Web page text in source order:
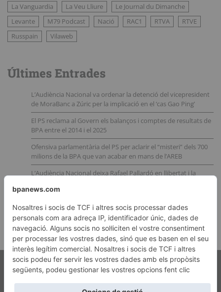
La Vanguardia
La Veu Lliure
Le Journal du Dimanche
Levante
M79 Podcast Nació RAC1 RTVA
RTVE
Russpain
Vilaweb
Últimes Entrades
L’Audiència Nacional va ordenar la detenció del vicepresident
de MoraBanc a Zúric per la implicació en el ‘cas Gao Ping’
El PS reclama al Govern els balanços i comptes de resultats de
BPA entre el 2014 i el 2025
Ofensiva parlamentària del PS per aclarir el “misteri” dels 700
milions de la BPA que van acabar en mans de l’AREB
L’Audiència Nacional deixa Rafael Pallardó en llibertat i la
andorrana de l’operació Catalunya
Copyright © 2026 Nova Publicitat